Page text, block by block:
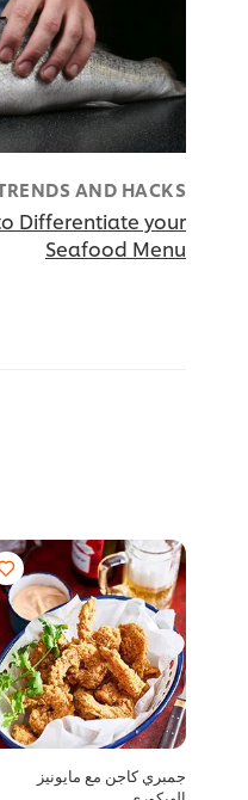
AND HACKS
Differentiate your
Seafood Menu
جمبري كاجن مع مايونيز